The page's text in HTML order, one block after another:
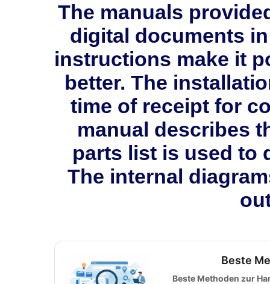
The manuals
digital documents
instructions make it
better. The
time of receipt for
manual describes
parts list is used to
The internal
Beste
Beste Methoden zur